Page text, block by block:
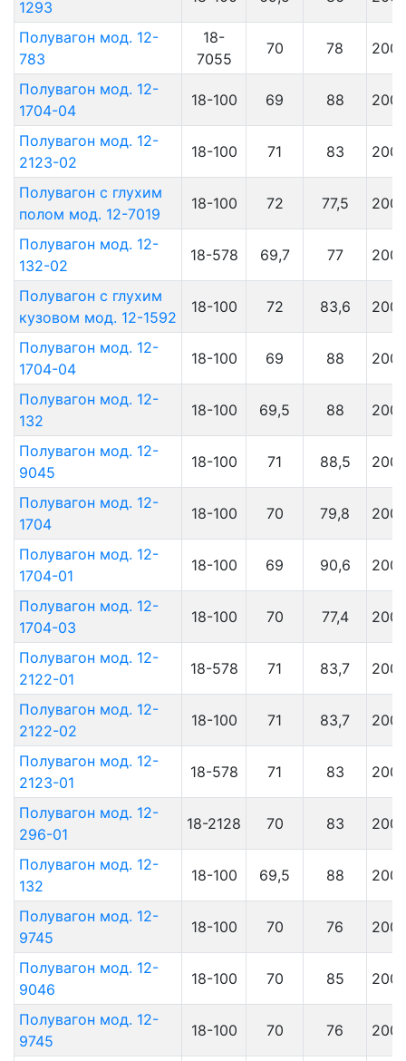
1293
Полувагон мод. 12-
783
18-
7055
70 78
Полувагон мод. 12-
1704-04
18-100 69 88
Полувагон мод. 12-
2123-02
18-100 71 83
Полувагон с глухим
полом мод. 12-7019
18-100 72 77,5
Полувагон мод. 12-
132-02
18-578 69,7 77
Полувагон с глухим
кузовом мод. 12-1592
18-100 72 83,6
Полувагон мод. 12-
1704-04
18-100 69 88
Полувагон мод. 12-
132
18-100 69,5 88
Полувагон мод. 12-
9045
18-100 71 88,5
Полувагон мод. 12-
1704
18-100 70 79,8
Полувагон мод. 12-
1704-01
18-100 69 90,6
Полувагон мод. 12-
1704-03
18-100 70 77,4
Полувагон мод. 12-
2122-01
18-578 71 83,7
Полувагон мод. 12-
2122-02
18-100 71 83,7
Полувагон мод. 12-
2123-01
18-578 71 83
Полувагон мод. 12-
296-01
18-2128 70 83
Полувагон мод. 12-
132
18-100 69,5 88
Полувагон мод. 12-
9745
18-100 70 76
Полувагон мод. 12-
9046
18-100 70 85
Полувагон мод. 12-
9745
18-100 70 76